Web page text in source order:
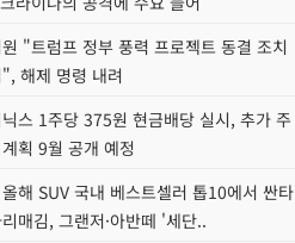
"트럼프 정부 풍력 프로젝트 동결 조치
해제 명령 내려
스 1주당 375원 현금배당 실시, 추가 주
획 9월 공개 예정
해 SUV 국내 베스트셀러 톱10에서 싼타
매김, 그랜저·아반떼 '세단..